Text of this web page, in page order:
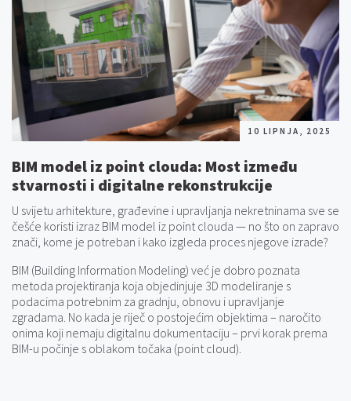
10 LIPNJA, 2025
BIM model iz point clouda: Most između
stvarnosti i digitalne rekonstrukcije
U svijetu arhitekture, građevine i upravljanja nekretninama sve se
češće koristi izraz BIM model iz point clouda — no što on zapravo
znači, kome je potreban i kako izgleda proces njegove izrade?
BIM (Building Information Modeling) već je dobro poznata
metoda projektiranja koja objedinjuje 3D modeliranje s
podacima potrebnim za gradnju, obnovu i upravljanje
zgradama. No kada je riječ o postojećim objektima – naročito
onima koji nemaju digitalnu dokumentaciju – prvi korak prema
BIM-u počinje s oblakom točaka (point cloud).